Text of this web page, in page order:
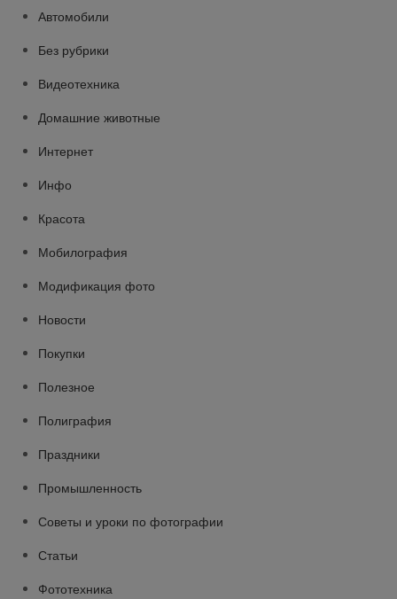
Автомобили
Без рубрики
Видеотехника
Домашние животные
Интернет
Инфо
Красота
Мобилография
Модификация фото
Новости
Покупки
Полезное
Полиграфия
Праздники
Промышленность
Советы и уроки по фотографии
Статьи
Фототехника